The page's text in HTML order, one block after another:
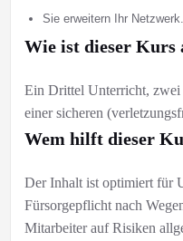
Sie erweitern Ihr Netzwerk.
Wie ist dieser Kurs
Ein Drittel Unterricht,
einer sicheren
Wem hilft dieser
Der Inhalt ist optimiert für
Fürsorgepflicht nach
Mitarbeiter auf Risiken